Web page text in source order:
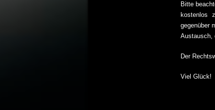
Bitte
kostenlos
gegenüber
Austausch,
Der
Viel Glück!